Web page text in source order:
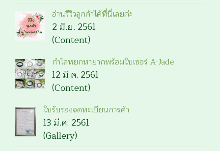
อ่านรีวิวลูกค้าได้ที่นี่เลยค่ะ
2 มิ.ย. 2561
(Content)
กำไลหยกหายากพร้อมใบเซอร์ A-Jade
12 มี.ค. 2561
(Content)
ใบรับรองจดทะเบียนการค้า
13 มี.ค. 2561
(Gallery)